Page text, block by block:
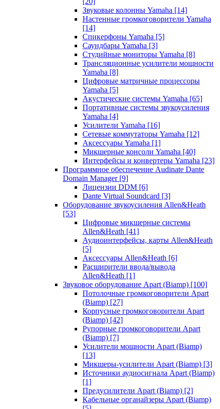
Звуковые колонны Yamaha [14]
Настенные громкоговорители Yamaha
[14]
Спикерфоны Yamaha [5]
Саундбары Yamaha [3]
Студийные мониторы Yamaha [8]
Трансляционные усилители мощности
Yamaha [8]
Цифровые матричные процессоры
Yamaha [5]
Акустические системы Yamaha [65]
Портативные системы звукоусиления
Yamaha [4]
Усилители Yamaha [16]
Сетевые коммутаторы Yamaha [12]
Аксессуары Yamaha [1]
Микшерные консоли Yamaha [40]
Интерфейсы и конвертеры Yamaha [23]
Программное обеспечение Audinate Dante
Domain Manager [9]
Лицензии DDM [6]
Dante Virtual Soundcard [3]
Оборудование звукоусиления Allen&Heath
[53]
Цифровые микшерные системы
Allen&Heath [41]
Аудиоинтерфейсы, карты Allen&Heath
[5]
Аксессуары Allen&Heath [6]
Расширители ввода/вывода
Allen&Heath [1]
Звуковое оборудование Apart (Biamp) [100]
Потолочные громкоговорители Apart
(Biamp) [27]
Корпусные громкоговорители Apart
(Biamp) [42]
Рупорные громкоговорители Apart
(Biamp) [7]
Усилители мощности Apart (Biamp)
[13]
Микшеры-усилители Apart (Biamp) [3]
Источники аудиосигнала Apart (Biamp)
[1]
Предусилители Apart (Biamp) [2]
Кабельные органайзеры Apart (Biamp)